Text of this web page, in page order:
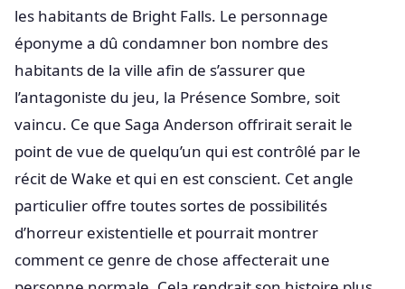
les habitants de Bright Falls. Le personnage
éponyme a dû condamner bon nombre des
habitants de la ville afin de s’assurer que
l’antagoniste du jeu, la Présence Sombre, soit
vaincu. Ce que Saga Anderson offrirait serait le
point de vue de quelqu’un qui est contrôlé par le
récit de Wake et qui en est conscient. Cet angle
particulier offre toutes sortes de possibilités
d’horreur existentielle et pourrait montrer
comment ce genre de chose affecterait une